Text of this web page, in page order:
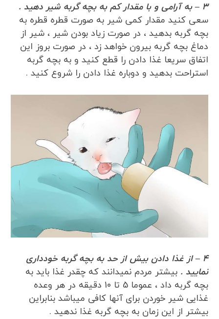
3 – به آرامی و با مقدار کم به بچه گربه شیر دهید .
سعی کنید مقدار کمی شیر به صورت قطره قطره به
بچه گربه بدهید ، در صورت زیاد بودن شیر ، شیر از
دماغ بچه گربه بیرون خواهد زد ، در صورت بروز این
اتفاق سریعا غذا دادن را قطع کنید و به بچه گربه
استراحت بدهید و دوباره غذا دادن را شروع کنید .
4 – از غذا دادن بیش از حد به بچه گربه خودداری
نمایید . بیشتر مردم نمیدانند که چقدر غذا باید به
بچه گربه داد ، عموما 5 تا 10 دقیقه در هر وعده
غذایی شیر خوردن برای آنها کافی میباشد بنابراین
بیشتر از این زمان به بچه گربه غذا ندهید .